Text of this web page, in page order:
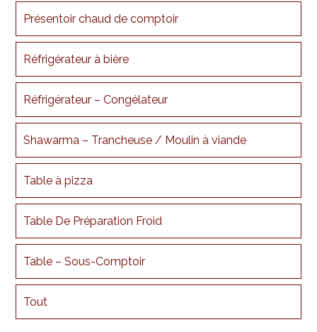
Présentoir chaud de comptoir
Réfrigérateur à bière
Réfrigérateur – Congélateur
Shawarma – Trancheuse / Moulin à viande
Table à pizza
Table De Préparation Froid
Table – Sous-Comptoir
Tout